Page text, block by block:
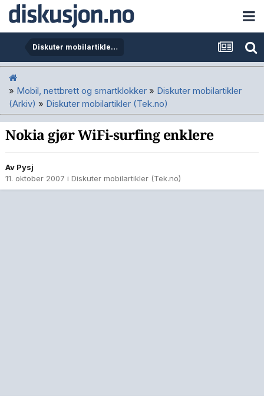
Diskuter mobilartikler (Tek.no)
» Mobil, nettbrett og smartklokker » Diskuter mobilartikler
(Arkiv) » Diskuter mobilartikler (Tek.no)
Nokia gjør WiFi-surfing enklere
Av Pysj
11. oktober 2007 i Diskuter mobilartikler (Tek.no)